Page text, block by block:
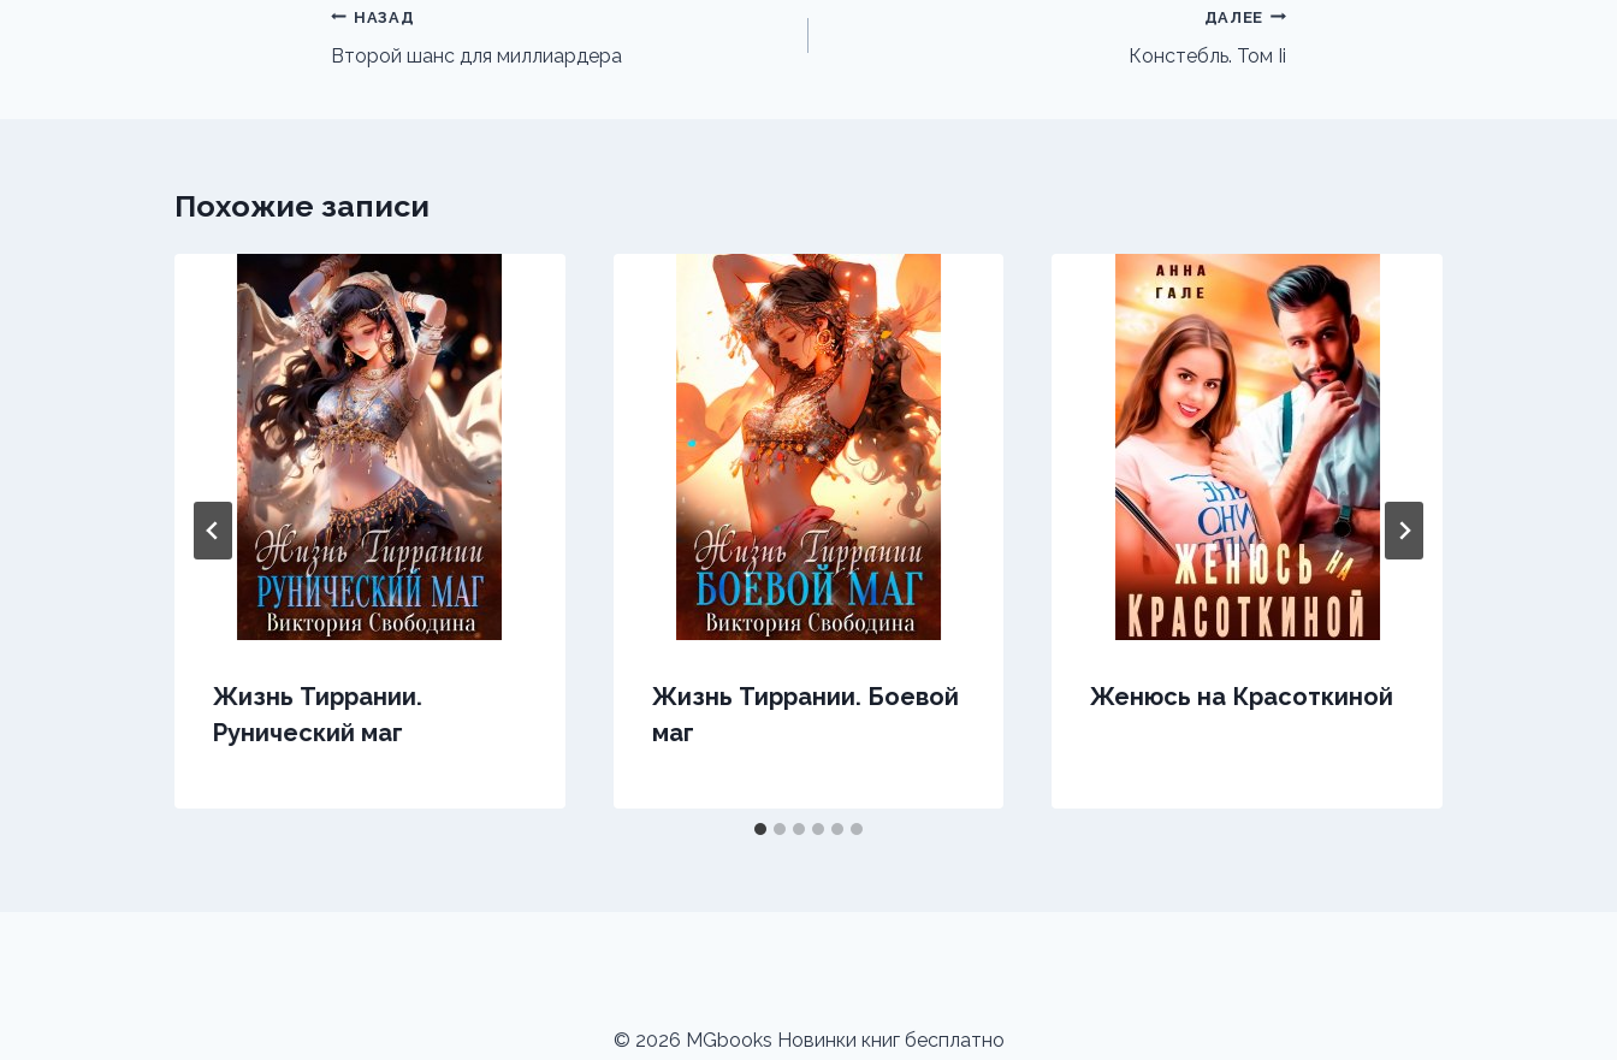
Навигация
по
НАЗАД
Второй шанс для миллиардера
ДАЛЕЕ
Констебль. Том Ii
Похожие записи
Жизнь Тиррании.
Рунический маг
Жизнь Тиррании. Боевой
маг
Женюсь на Красоткиной
© 2026 MGbooks Новинки книг бесплатно